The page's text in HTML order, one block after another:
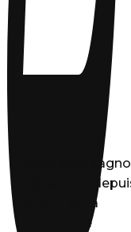
Votre
d’aventure
2020 – où la
passion de